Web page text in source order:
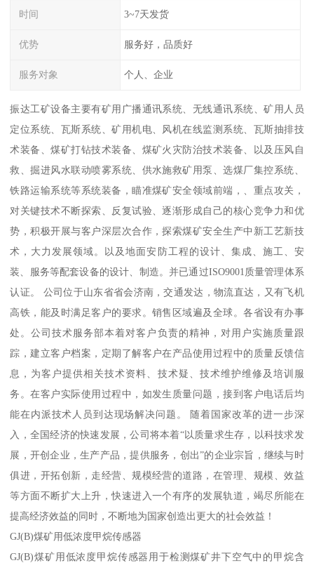
时间 3~7天发货
优势 服务好，品质好
服务对象 个人、企业
振达工矿设备主要有矿用广播通讯系统、无线通讯系统、矿用人员
定位系统、瓦斯系统、矿用机电、风机在线监测系统、瓦斯抽排技
术装备、煤矿打钻技术装备、煤矿火灾防治技术装备、以及压风自
救、掘进风水联动喷雾系统、供水施救矿用泵、选煤厂集控系统、
铁路运输系统等系统装备，瞄准煤矿安全领域前端，、重点攻关，
对关键技术不断探索、反复试验、逐渐形成自己的核心竞争力和优
势，积极开展与客户深层次合作，探索煤矿安全生产中新工艺新技
术，大力发展领域。以及地面安防工程的设计、集成、施工、安
装、服务等配套设备的设计、制造。并已通过ISO9001质量管理体系
认证。 公司位于山东省省会济南，交通发达，物流直达，又有飞机
高铁，能及时满足客户的要求。销售区域遍及全球。各省设有办事
处。公司技术服务部本着对客户负责的精神，对用户实施质量跟
踪，建立客户档案，定期了解客户在产品使用过程中的质量反馈信
息，为客户提供相关技术资料、技术疑、技术维护维修及培训服
务。在客户实际使用过程中，如发生质量问题，接到客户电话后均
能在内派技术人员到达现场解决问题。 随着国家改革的进一步深
入，全国经济的快速发展，公司将本着“以质量求生存，以科技求发
展，开创企业，生产产品，提供服务，创出”的企业宗旨，继续与时
俱进，开拓创新，走经营、规模经营的道路，在管理、规模、效益
等方面不断扩大上升，快速进入一个有序的发展轨道，竭尽所能在
提高经济效益的同时，不断地为国家创造出更大的社会效益！
GJ(B)煤矿用低浓度甲烷传感器
GJ(B)煤矿用低浓度甲烷传感器用于检测煤矿井下空气中的甲烷含